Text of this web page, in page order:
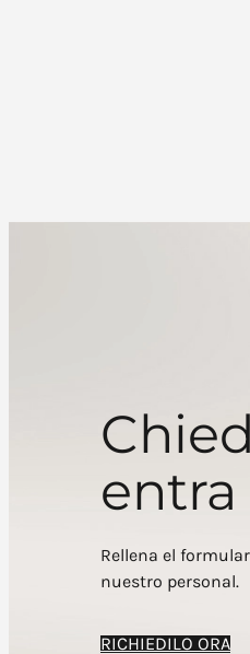
Rellena el
nuestro personal.
RICHIEDILO ORA